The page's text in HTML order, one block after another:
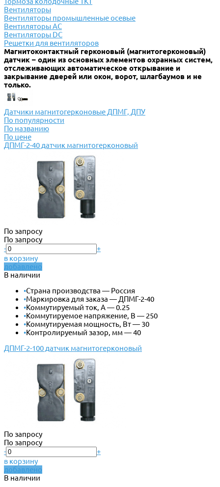
Вентиляторы
Вентиляторы промышленные осевые
Вентиляторы АС
Вентиляторы DC
Решетки для вентиляторов
Магнитоконтактный герконовый (магнитогерконовый)
датчик – один из основных элементов охранных систем,
отслеживающих автоматическое открывание и
закрывание дверей или окон, ворот, шлагбаумов и не
только.
Датчики магнитогерконовые ДПМГ, ДПУ
По популярности
По названию
По цене
ДПМГ-2-40 датчик магнитогерконовый
По запросу
По запросу
-
+
в корзину
добавлено
В наличии
•Страна производства — Россия
•Маркировка для заказа — ДПМГ-2-40
•Коммутируемый ток, А — 0.25
•Коммутируемое напряжение, В — 250
•Коммутируемая мощность, Вт — 30
•Контролируемый зазор, мм — 40
ДПМГ-2-100 датчик магнитогерконовый
По запросу
По запросу
-
+
в корзину
добавлено
В наличии